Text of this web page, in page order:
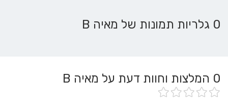
0 גלריות תמונות של מאיה B
0 המלצות וחוות דעת על מאיה B